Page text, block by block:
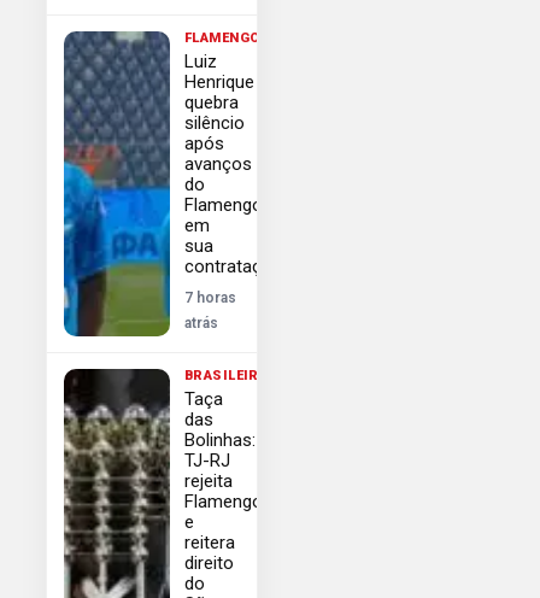
FLAMENGO
Luiz
Henrique
quebra
silêncio
após
avanços
do
Flamengo
em
sua
contratação
7 horas
atrás
BRASILEIRÃO
Taça
das
Bolinhas:
TJ-RJ
rejeita
Flamengo
e
reitera
direito
do